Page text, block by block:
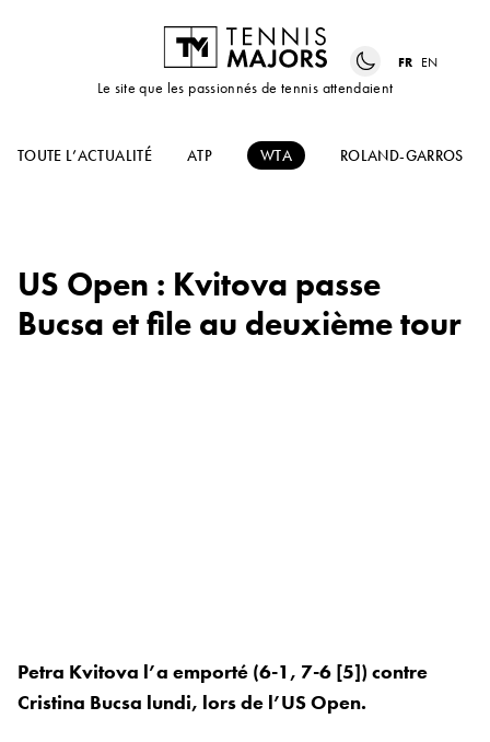
Le site que les passionnés de tennis attendaient
FR EN
TOUTE L’ACTUALITÉ ATP WTA ROLAND-GARROS
US Open : Kvitova passe
Bucsa et file au deuxième tour
Petra Kvitova l’a emporté (6-1, 7-6 [5]) contre
Cristina Bucsa lundi, lors de l’US Open.